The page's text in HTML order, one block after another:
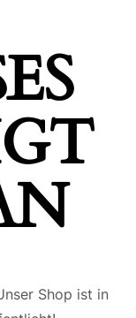
K
S
Shop ist in